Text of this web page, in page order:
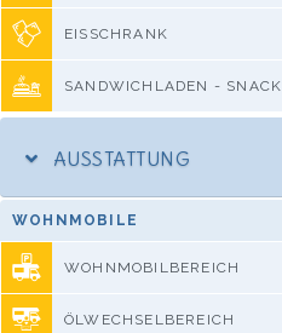
EISSCHRANK
SANDWICHLADEN - SNACK
AUSSTATTUNG
WOHNMOBILE
WOHNMOBILBEREICH
ÖLWECHSELBEREICH